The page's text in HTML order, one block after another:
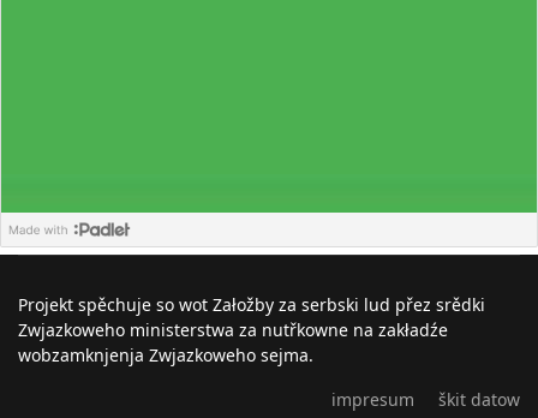
Projekt spěchuje so wot Załožby za serbski lud přez srědki
Zwjazkoweho ministerstwa za nutřkowne na zakładźe
wobzamknjenja Zwjazkoweho sejma.
impresum
škit datow